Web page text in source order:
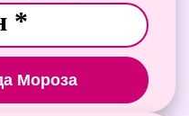
Мороза